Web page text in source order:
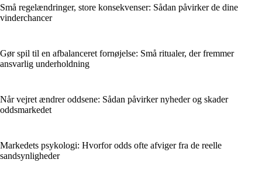
Små regelændringer, store konsekvenser: Sådan påvirker de dine
vinderchancer
Gør spil til en afbalanceret fornøjelse: Små ritualer, der fremmer
ansvarlig underholdning
Når vejret ændrer oddsene: Sådan påvirker nyheder og skader
oddsmarkedet
Markedets psykologi: Hvorfor odds ofte afviger fra de reelle
sandsynligheder